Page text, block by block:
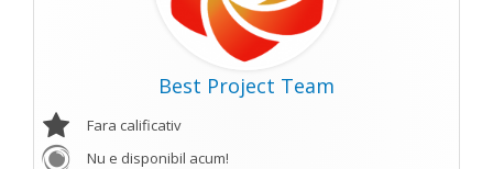
Best Project Team
Fara calificativ
Nu e disponibil acum!